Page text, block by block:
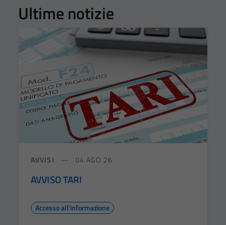
Ultime notizie
AVVISI 04 AGO 26
AVVISO TARI
Accesso all'informazione